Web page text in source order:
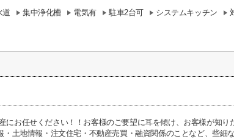
道 集中浄化槽 電気有 駐車2台可 システムキッチン
にお任せください！！お客様のご要望に耳を傾け、お客様が知り
・土地情報・注文住宅・不動産売買・融資関係のことなど、些細